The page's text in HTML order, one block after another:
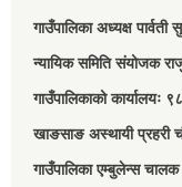
गाउँपालिका अध्यक्ष
न्यायिक समिति संयोजक
गाउँपालिकाको कार्यालयः
खाङसाङ अस्थायी प्रहरी
गाउँपालिका एम्बुलेन्स